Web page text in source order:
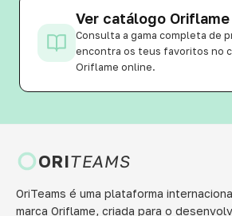
Ver catálogo Oriflame
Consulta a gama completa de
encontra os teus favoritos no
Oriflame online.
ORITEAMS
OriTeams é uma plataforma
marca Oriflame, criada para o